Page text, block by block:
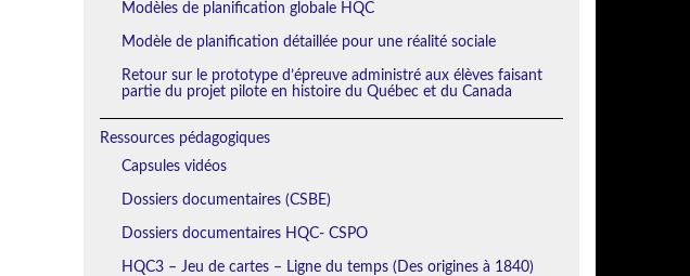
Modèles de planification globale HQC
Modèle de planification détaillée pour une réalité sociale
Retour sur le prototype d’épreuve administré aux élèves faisant
partie du projet pilote en histoire du Québec et du Canada
Ressources pédagogiques
Capsules vidéos
Dossiers documentaires (CSBE)
Dossiers documentaires HQC- CSPO
HQC3 – Jeu de cartes – Ligne du temps (Des origines à 1840)